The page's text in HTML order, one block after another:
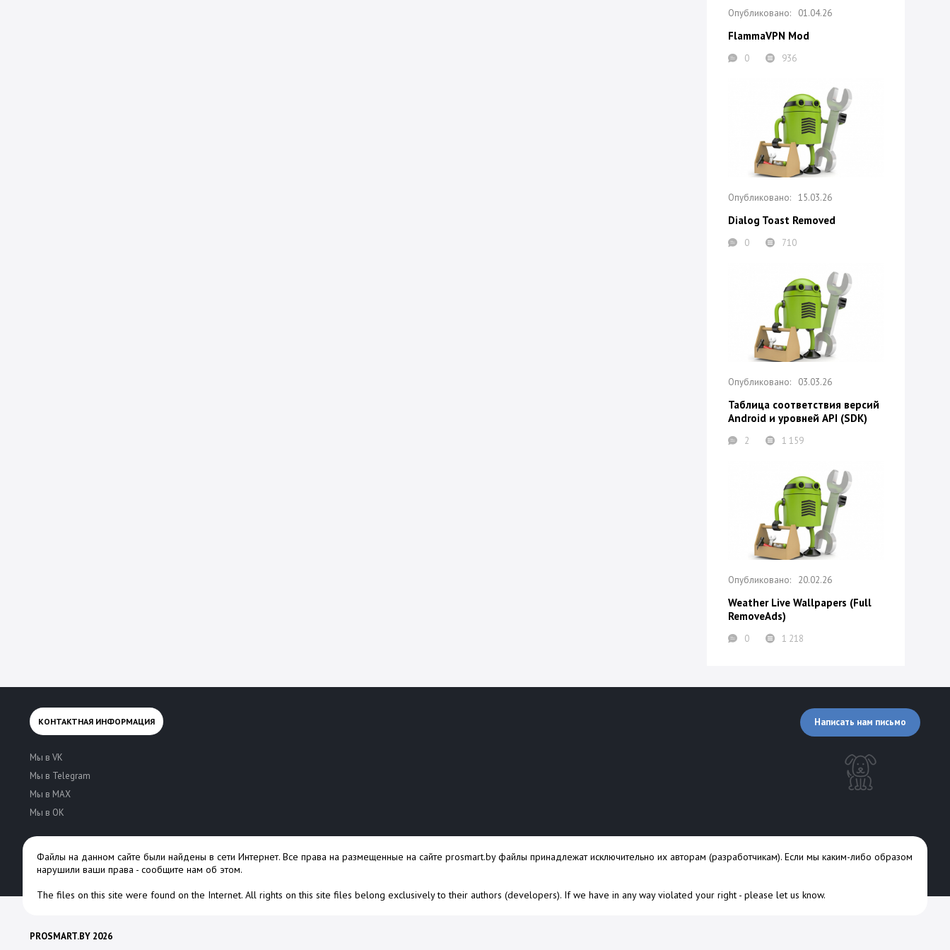
01.04.26
FlammaVPN Mod
0 936
15.03.26
Dialog Toast Removed
0 710
03.03.26
Таблица соответствия версий
Android и уровней API (SDK)
2 1 159
20.02.26
Weather Live Wallpapers (Full
RemoveAds)
0 1 218
КОНТАКТНАЯ ИНФОРМАЦИЯ
Мы в VK
Мы в Telegram
Мы в MAX
Мы в OK
Написать нам письмо
Файлы на данном сайте были найдены в сети Интернет. Все права на размещенные на сайте prosmart.by файлы принадлежат исключительно их авторам (разработчикам). Если мы каким-либо образом
нарушили ваши права - сообщите нам об этом.
The files on this site were found on the Internet. All rights on this site files belong exclusively to their authors (developers). If we have in any way violated your right - please let us know.
PROSMART.BY 2026